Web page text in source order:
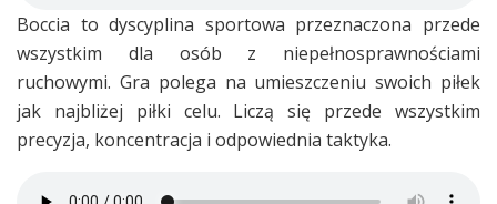
Boccia to dyscyplina sportowa przeznaczona przede
wszystkim dla osób z niepełnosprawnościami
ruchowymi. Gra polega na umieszczeniu swoich piłek
jak najbliżej piłki celu. Liczą się przede wszystkim
precyzja, koncentracja i odpowiednia taktyka.